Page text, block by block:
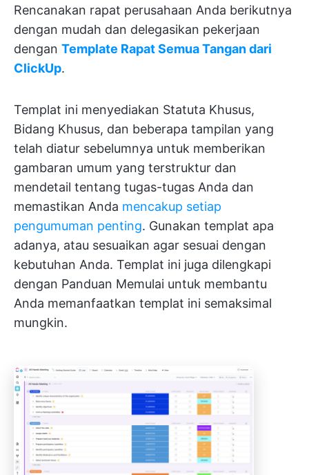
Rencanakan rapat perusahaan Anda berikutnya
dengan mudah dan delegasikan pekerjaan
dengan Template Rapat Semua Tangan dari
ClickUp.
Templat ini menyediakan Statuta Khusus,
Bidang Khusus, dan beberapa tampilan yang
telah diatur sebelumnya untuk memberikan
gambaran umum yang terstruktur dan
mendetail tentang tugas-tugas Anda dan
memastikan Anda mencakup setiap
pengumuman penting. Gunakan templat apa
adanya, atau sesuaikan agar sesuai dengan
kebutuhan Anda. Templat ini juga dilengkapi
dengan Panduan Memulai untuk membantu
Anda memanfaatkan templat ini semaksimal
mungkin.